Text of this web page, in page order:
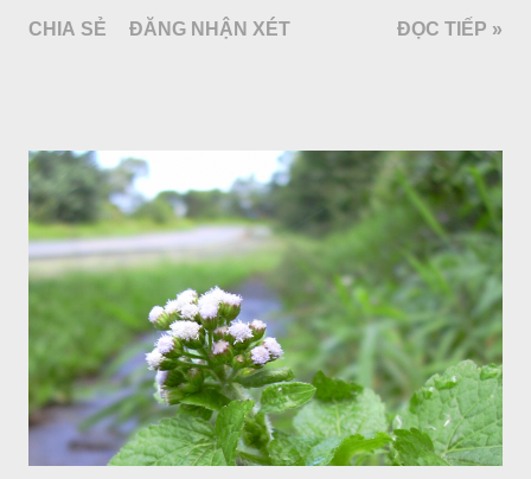
Araceae. Còn cây vạn niên thanh giới thiệu ở đây thuộc họ
CHIA SẺ ĐĂNG NHẬN XÉT ĐỌC TIẾP »